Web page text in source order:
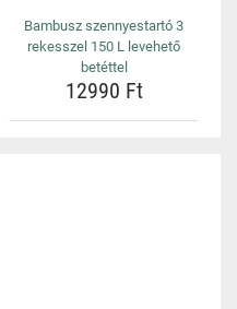
Bambusz szennyestartó 3
rekesszel 150 L levehető
betéttel
12990 Ft